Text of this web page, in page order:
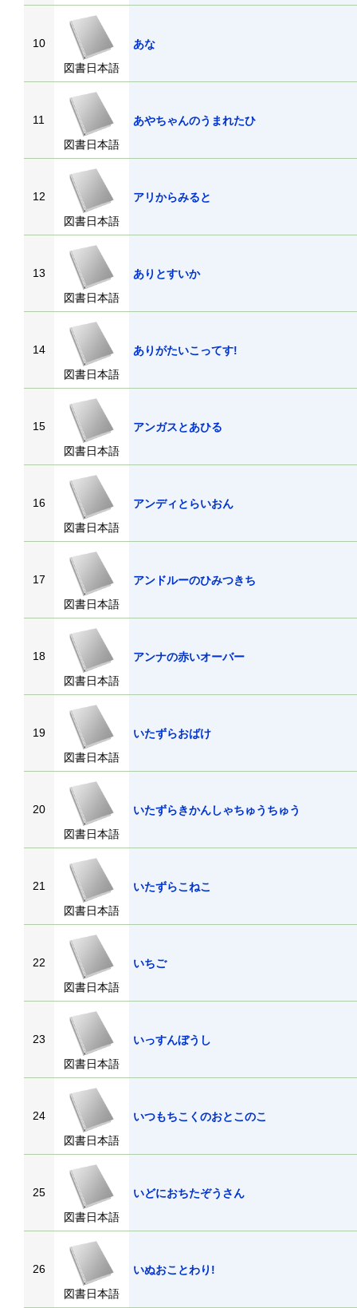
10
図書日本語
あな
11
図書日本語
あやちゃんのうまれたひ
12
図書日本語
アリからみると
13
図書日本語
ありとすいか
14
図書日本語
ありがたいこってす!
15
図書日本語
アンガスとあひる
16
図書日本語
アンディとらいおん
17
図書日本語
アンドルーのひみつきち
18
図書日本語
アンナの赤いオーバー
19
図書日本語
いたずらおばけ
20
図書日本語
いたずらきかんしゃちゅうちゅう
21
図書日本語
いたずらこねこ
22
図書日本語
いちご
23
図書日本語
いっすんぼうし
24
図書日本語
いつもちこくのおとこのこ
25
図書日本語
いどにおちたぞうさん
26
図書日本語
いぬおことわり!